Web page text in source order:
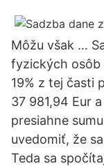
Môžu však …
fyzických osôb
19% z tej časti
37 981,94 Eur
presiahne
uvedomiť, že
Teda sa